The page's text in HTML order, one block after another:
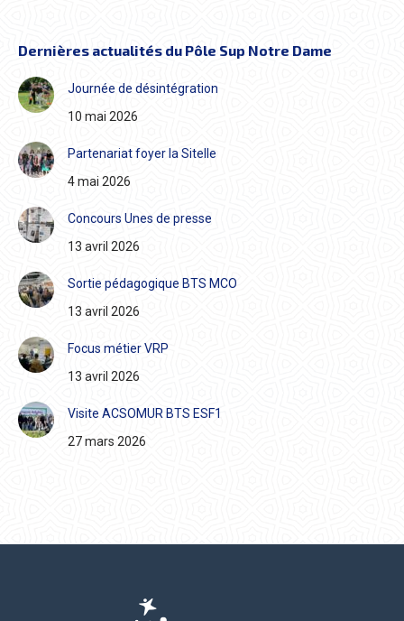
Dernières actualités du Pôle Sup Notre Dame
Journée de désintégration
10 mai 2026
Partenariat foyer la Sitelle
4 mai 2026
Concours Unes de presse
13 avril 2026
Sortie pédagogique BTS MCO
13 avril 2026
Focus métier VRP
13 avril 2026
Visite ACSOMUR BTS ESF1
27 mars 2026